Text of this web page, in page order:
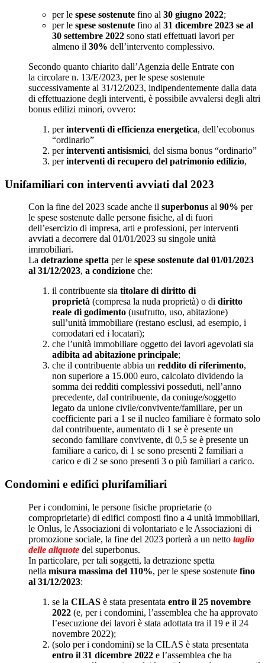
per le spese sostenute fino al 30 giugno 2022;
per le spese sostenute fino al 31 dicembre 2023 se al
30 settembre 2022 sono stati effettuati lavori per
almeno il 30% dell’intervento complessivo.
Secondo quanto chiarito dall’Agenzia delle Entrate con
la circolare n. 13/E/2023, per le spese sostenute
successivamente al 31/12/2023, indipendentemente dalla data
di effettuazione degli interventi, è possibile avvalersi degli altri
bonus edilizi minori, ovvero:
perinterventi di efficienza energetica, dell’ecobonus
“ordinario”
perinterventi antisismici, del sisma bonus “ordinario”
perinterventi di recupero del patrimonio edilizio,
Unifamiliari con interventi avviati dal 2023
Con la fine del 2023 scade anche il superbonus al 90% per
le spese sostenute dalle persone fisiche, al di fuori
dell’esercizio di impresa, arti e professioni, per interventi
avviati a decorrere dal 01/01/2023 su singole unità
immobiliari.
La detrazione spetta per le spese sostenute dal 01/01/2023
al 31/12/2023, a condizione che:
il contribuente sia titolare di diritto di
proprietà (compresa la nuda proprietà) o di diritto
reale di godimento (usufrutto, uso, abitazione)
sull’unità immobiliare (restano esclusi, ad esempio, i
comodatari ed i locatari);
che l’unità immobiliare oggetto dei lavori agevolati sia
adibita ad abitazione principale;
che il contribuente abbia un reddito di riferimento,
non superiore a 15.000 euro, calcolato dividendo la
somma dei redditi complessivi posseduti, nell’anno
precedente, dal contribuente, da coniuge/soggetto
legato da unione civile/convivente/familiare, per un
coefficiente pari a 1 se il nucleo familiare è formato solo
dal contribuente, aumentato di 1 se è presente un
secondo familiare convivente, di 0,5 se è presente un
familiare a carico, di 1 se sono presenti 2 familiari a
carico e di 2 se sono presenti 3 o più familiari a carico.
Condomìni e edifici plurifamiliari
Per i condomini, le persone fisiche proprietarie (o
comproprietarie) di edifici composti fino a 4 unità immobiliari,
le Onlus, le Associazioni di volontariato e le Associazioni di
promozione sociale, la fine del 2023 porterà a un netto taglio
delle aliquote del superbonus.
In particolare, per tali soggetti, la detrazione spetta
nella misura massima del 110%, per le spese sostenute fino
al 31/12/2023:
se la CILAS è stata presentata entro il 25 novembre
2022 (e, per i condomini, l’assemblea che ha approvato
l’esecuzione dei lavori è stata adottata tra il 19 e il 24
novembre 2022);
(solo per i condomini) se la CILAS è stata presentata
entro il 31 dicembre 2022 e l’assemblea che ha